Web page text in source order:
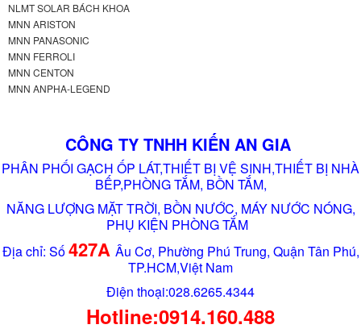
NLMT SOLAR BÁCH KHOA
MNN ARISTON
MNN PANASONIC
MNN FERROLI
MNN CENTON
MNN ANPHA-LEGEND
CÔNG TY TNHH KIẾN AN GIA
PHÂN PHỐI GẠCH ỐP LÁT,THIẾT BỊ VỆ SINH,THIẾT BỊ NHÀ
BẾP,PHÒNG TẮM, BỒN TẮM,
NĂNG LƯỢNG MẶT TRỜI, BỒN NƯỚC, MÁY NƯỚC NÓNG,
PHỤ KIỆN PHÒNG TẮM
Địa chỉ: Số427A Âu Cơ, Phường Phú Trung, Quận Tân Phú,
TP.HCM,Việt Nam
Điện thoại:028.6265.4344
Hotline:0914.160.488